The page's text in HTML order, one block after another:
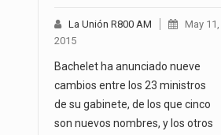
La Unión R800 AM
May 11,
2015
Bachelet ha anunciado nueve
cambios entre los 23 ministros
de su gabinete, de los que cinco
son nuevos nombres, y los otros